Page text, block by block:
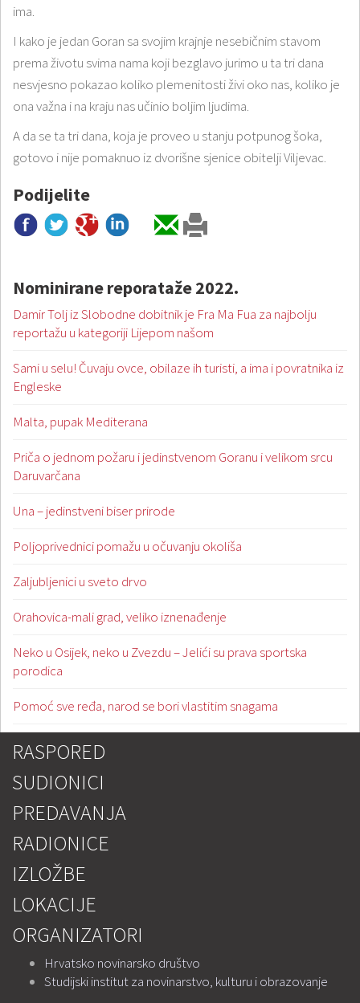
ima.
I kako je jedan Goran sa svojim krajnje nesebičnim stavom
prema životu svima nama koji bezglavo jurimo u ta tri dana
nesvjesno pokazao koliko plemenitosti živi oko nas, koliko je
ona važna i na kraju nas učinio boljim ljudima.
A da se ta tri dana, koja je proveo u stanju potpunog šoka,
gotovo i nije pomaknuo iz dvorišne sjenice obitelji Viljevac.
Podijelite
Nominirane reporataže 2022.
Damir Tolj iz Slobodne dobitnik je Fra Ma Fua za najbolju
reportažu u kategoriji Lijepom našom
Sami u selu! Čuvaju ovce, obilaze ih turisti, a ima i povratnika iz
Engleske
Malta, pupak Mediterana
Priča o jednom požaru i jedinstvenom Goranu i velikom srcu
Daruvarčana
Una – jedinstveni biser prirode
Poljoprivednici pomažu u očuvanju okoliša
Zaljubljenici u sveto drvo
Orahovica-mali grad, veliko iznenađenje
Neko u Osijek, neko u Zvezdu – Jelići su prava sportska
porodica
Pomoć sve ređa, narod se bori vlastitim snagama
RASPORED
SUDIONICI
PREDAVANJA
RADIONICE
IZLOŽBE
LOKACIJE
ORGANIZATORI
Hrvatsko novinarsko društvo
Studijski institut za novinarstvo, kulturu i obrazovanje